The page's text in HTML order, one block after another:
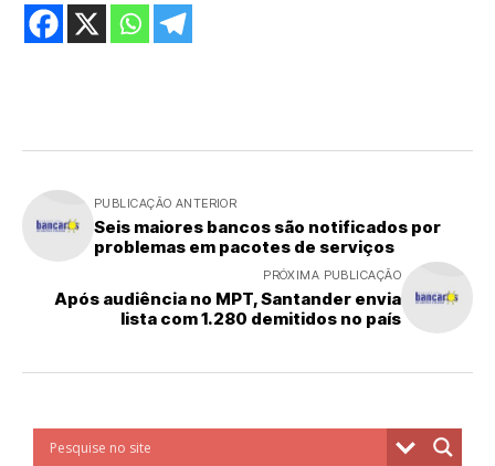
PUBLICAÇÃO ANTERIOR
Seis maiores bancos são notificados por
problemas em pacotes de serviços
PRÓXIMA PUBLICAÇÃO
Após audiência no MPT, Santander envia
lista com 1.280 demitidos no país